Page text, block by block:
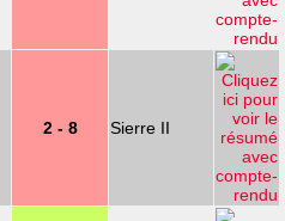
2 - 8 Sierre II